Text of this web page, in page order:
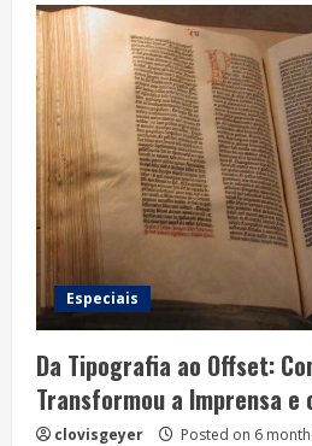
Revolução
Digital
nas
Redações
Especiais
Da Tipografia ao Offset:
Transformou a Imprensa e
clovisgeyer Posted on 6